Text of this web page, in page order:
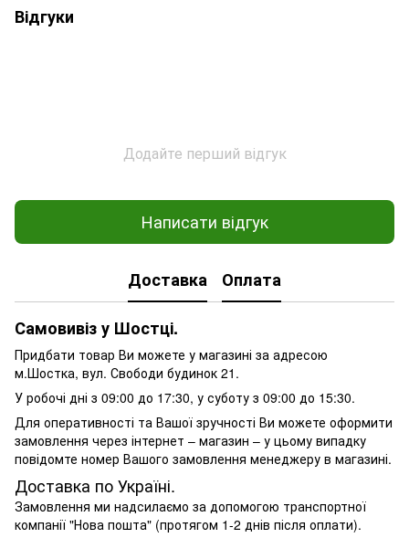
Відгуки
Додайте перший відгук
Написати відгук
Доставка Оплата
Самовивіз у Шостці.
Придбати товар Ви можете у магазині за адресою
м.Шостка, вул. Свободи будинок 21.
У робочі дні з 09:00 до 17:30, у суботу з 09:00 до 15:30.
Для оперативності та Вашої зручності Ви можете оформити
замовлення через інтернет – магазин – у цьому випадку
повідомте номер Вашого замовлення менеджеру в магазині.
Доставка по Україні.
Замовлення ми надсилаємо за допомогою транспортної
компанії "Нова пошта" (протягом 1-2 днів після оплати).